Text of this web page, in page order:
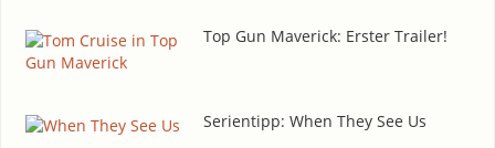
Top Gun Maverick: Ers­ter Trailer!
Seri­en­tipp: When They See Us